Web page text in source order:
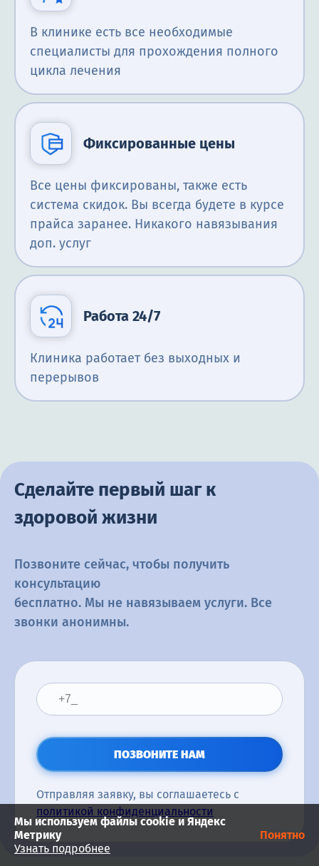
В клинике есть все необходимые
специалисты для прохождения полного
цикла лечения
Фиксированные цены
Все цены фиксированы, также есть
система скидок. Вы всегда будете в курсе
прайса заранее. Никакого навязывания
доп. услуг
Работа 24/7
Клиника работает без выходных и
перерывов
Сделайте первый шаг к
здоровой жизни
Позвоните сейчас, чтобы получить
консультацию
бесплатно. Мы не навязываем услуги. Все
звонки анонимны.
ПОЗВОНИТЕ НАМ
Отправляя заявку, вы соглашаетесь с
политикой конфиденциальности
Мы используем файлы cookie и Яндекс
Метрику
Узнать подробнее
Понятно